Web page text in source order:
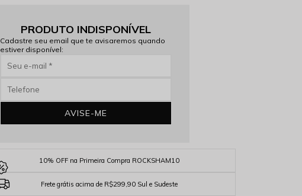
PRODUTO INDISPONÍVEL
Cadastre seu email que te avisaremos quando
estiver disponível:
AVISE-ME
10% OFF na Primeira Compra ROCKSHAM10
Frete grátis acima de R$299,90 Sul e Sudeste